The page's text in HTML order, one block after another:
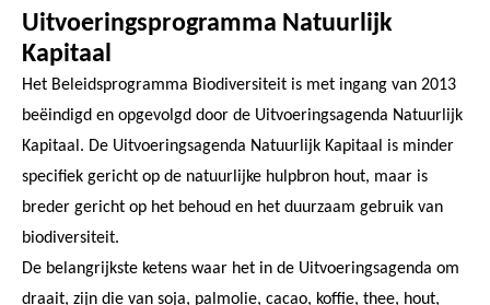
Uitvoeringsprogramma Natuurlijk
Kapitaal
Het Beleidsprogramma Biodiversiteit is met ingang van 2013
beëindigd en opgevolgd door de Uitvoeringsagenda Natuurlijk
Kapitaal. De Uitvoeringsagenda Natuurlijk Kapitaal is minder
specifiek gericht op de natuurlijke hulpbron hout, maar is
breder gericht op het behoud en het duurzaam gebruik van
biodiversiteit.
De belangrijkste ketens waar het in de Uitvoeringsagenda om
draait, zijn die van soja, palmolie, cacao, koffie, thee, hout,